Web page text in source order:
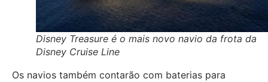
Disney Treasure é o mais novo navio da frota da
Disney Cruise Line
Os navios também contarão com baterias para